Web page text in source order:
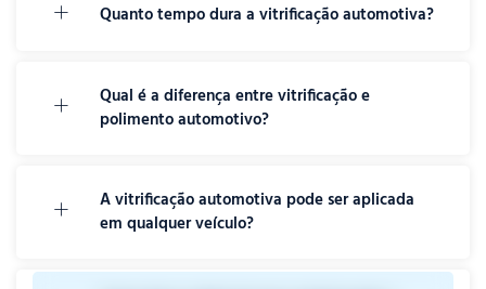
Quanto tempo dura a vitrificação automotiva?
Qual é a diferença entre vitrificação e
polimento automotivo?
A vitrificação automotiva pode ser aplicada
em qualquer veículo?